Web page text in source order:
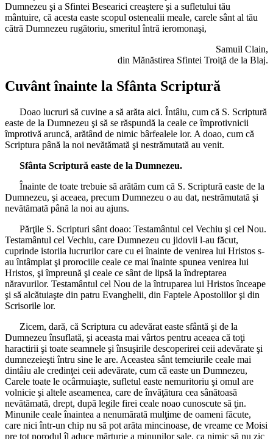
Dumnezeu şi a Sfintei Besearici creaştere şi a sufletului tău
mântuire, că acesta easte scopul ostenealii meale, carele sânt al tău
cătră Dumnezeu rugătoriu, smeritul întră ieromonaşi,
Samuil Clain,
din Mănăstirea Sfintei Troiţă de la Blaj.
Cuvânt înainte la Sfânta Scriptură
Doao lucruri să cuvine a să arăta aici. Întâiu, cum că S. Scriptură
easte de la Dumnezeu şi să se răspundă la ceale ce împrotivnicii
împrotivă aruncă, arătând de nimic bârfealele lor. A doao, cum că
Scriptura până la noi nevătămată şi nestrămutată au venit.
Sfânta Scriptură easte de la Dumnezeu.
Înainte de toate trebuie să arătăm cum că S. Scriptură easte de la
Dumnezeu, şi aceaea, precum Dumnezeu o au dat, nestrămutată şi
nevătămată până la noi au ajuns.
Părţile S. Scripturi sânt doao: Testamântul cel Vechiu şi cel Nou.
Testamântul cel Vechiu, care Dumnezeu cu jidovii l-au făcut,
cuprinde istoriia lucrurilor care cu ei înainte de venirea lui Hristos s-
au întâmplat şi prorociile ceale ce mai înainte spunea venirea lui
Hristos, şi împreună şi ceale ce sânt de lipsă la îndreptarea
năravurilor. Testamântul cel Nou de la întruparea lui Hristos înceape
şi să alcătuiaşte din patru Evanghelii, din Faptele Apostolilor şi din
Scrisorile lor.
Zicem, dară, că Scriptura cu adevărat easte sfântă şi de la
Dumnezeu însuflată, şi aceasta mai vârtos pentru aceaea că toţi
haractirii şi toate seamnele şi însuşirile descoperirei ceii adevărate şi
dumnezeieşti întru sine le are. Aceastea sânt temeiurile ceale mai
dintâiu ale credinţei ceii adevărate, cum că easte un Dumnezeu,
Carele toate le ocârmuiaşte, sufletul easte nemuritoriu şi omul are
volnicie şi altele aseamenea, care de învăţătura cea sânătoasă
nevătămată, drept, după legile firei ceale noao cunoscute să ţin.
Minunile ceale înaintea a nenumărată mulţime de oameni făcute,
care nici într-un chip nu să pot arăta mincinoase, de vreame ce Moisi
pre tot norodul îl aduce mărturie a minunilor sale, ca nimic să nu zic